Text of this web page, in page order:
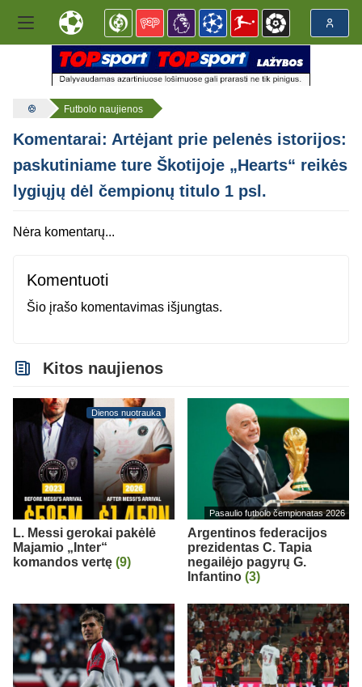
Futbolo naujienos
Komentarai: Artėjant prie pelenės istorijos:
paskutiniame ture Škotijoje „Hearts“ reikės
lygiųjų dėl čempionų titulo 1 psl.
Nėra komentarų...
Komentuoti
Šio įrašo komentavimas išjungtas.
Kitos naujienos
Dienos nuotrauka
L. Messi gerokai pakėlė
Majamio „Inter“
komandos vertę (9)
Pasaulio futbolo čempionatas 2026
Argentinos federacijos
prezidentas C. Tapia
negailėjo pagyrų G.
Infantino (3)